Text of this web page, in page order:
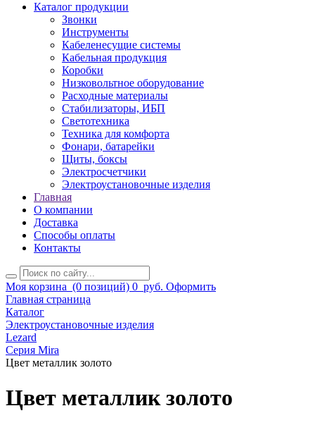
Каталог продукции
Звонки
Инструменты
Кабеленесущие системы
Кабельная продукция
Коробки
Низковольтное оборудование
Расходные материалы
Стабилизаторы, ИБП
Светотехника
Техника для комфорта
Фонари, батарейки
Щиты, боксы
Электросчетчики
Электроустановочные изделия
Главная
О компании
Доставка
Способы оплаты
Контакты
Моя корзина (0 позиций) 0 руб. Оформить
Главная страница
Каталог
Электроустановочные изделия
Lezard
Серия Mira
Цвет металлик золото
Цвет металлик золото